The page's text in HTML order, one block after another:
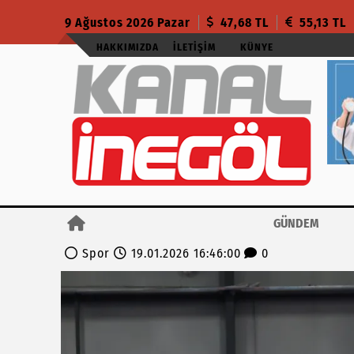
9 Ağustos 2026 Pazar 47,68 TL 55,13 TL
HAKKIMIZDA İLETIŞIM KÜNYE
GÜNDEM
Spor
19.01.2026 16:46:00 0